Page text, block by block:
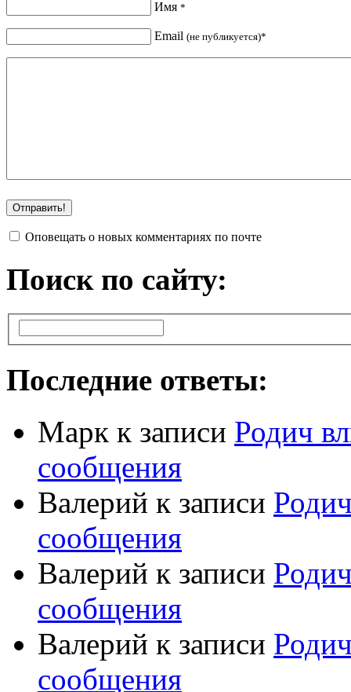
Имя *
Email (не публикуется)*
Оповещать о новых комментариях по почте
Поиск по сайту:
Последние ответы:
Марк к записи Родич
сообщения
Валерий к записи
сообщения
Валерий к записи
сообщения
Валерий к записи
сообщения